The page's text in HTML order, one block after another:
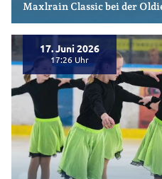
Maxlrain Classic bei der
17. Juni 2026
17:26